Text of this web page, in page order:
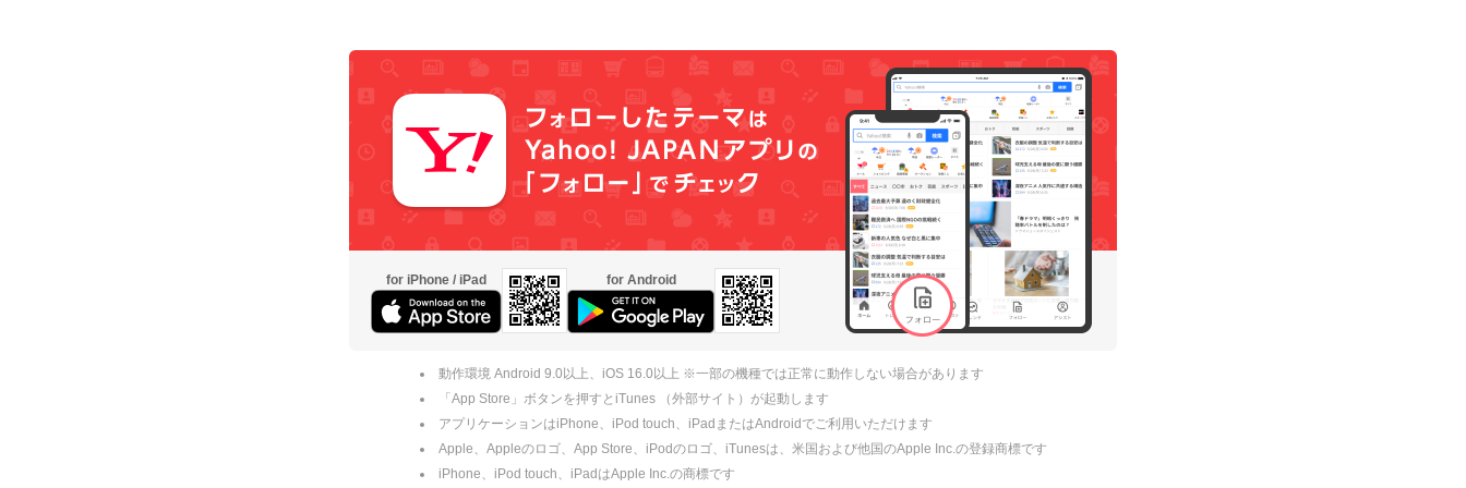
for iPhone / iPad for Android
動作環境 Android 9.0以上、iOS 16.0以上 ※一部の機種では正常に動作しない場合があります
「App Store」ボタンを押すとiTunes （外部サイト）が起動します
アプリケーションはiPhone、iPod touch、iPadまたはAndroidでご利用いただけます
Apple、Appleのロゴ、App Store、iPodのロゴ、iTunesは、米国および他国のApple Inc.の登録商標です
iPhone、iPod touch、iPadはApple Inc.の商標です